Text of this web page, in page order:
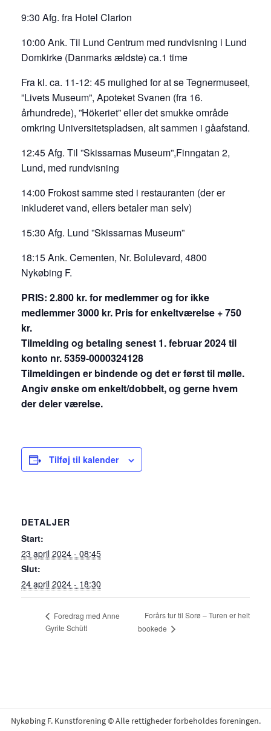
9:30 Afg. fra Hotel Clarion
10:00 Ank. Til Lund Centrum med rundvisning i Lund
Domkirke (Danmarks ældste) ca.1 time
Fra kl. ca. 11-12: 45 mulighed for at se Tegnermuseet,
”Livets Museum”, Apoteket Svanen (fra 16.
århundrede), ”Hökeriet” eller det smukke område
omkring Universitetspladsen, alt sammen i gåafstand.
12:45 Afg. Til ”Skissarnas Museum”,Finngatan 2,
Lund, med rundvisning
14:00 Frokost samme sted i restauranten (der er
inkluderet vand, ellers betaler man selv)
15:30 Afg. Lund ”Skissarnas Museum”
18:15 Ank. Cementen, Nr. Bolulevard, 4800
Nykøbing F.
PRIS: 2.800 kr. for medlemmer og for ikke
medlemmer 3000 kr. Pris for enkeltværelse + 750
kr.
Tilmelding og betaling senest 1. februar 2024 til
konto nr. 5359-0000324128
Tilmeldingen er bindende og det er først til mølle.
Angiv ønske om enkelt/dobbelt, og gerne hvem
der deler værelse.
Tilføj til kalender
DETALJER
Start:
23 april 2024 - 08:45
Slut:
24 april 2024 - 18:30
Foredrag med Anne
Gyrite Schütt
Forårs tur til Sorø – Turen er helt
bookede
Nykøbing F. Kunstforening © Alle rettigheder forbeholdes foreningen.